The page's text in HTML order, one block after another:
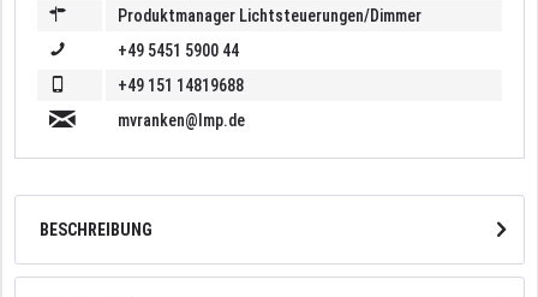
Produktmanager Lichtsteuerungen/Dimmer
+49 5451 5900 44
+49 151 14819688
mvranken@lmp.de
BESCHREIBUNG